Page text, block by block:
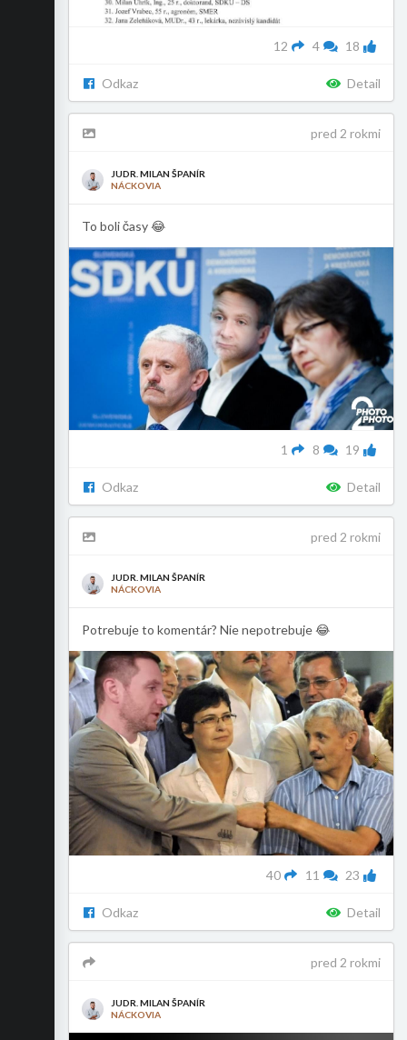
18
4
12
Odkaz Detail
pred 2 rokmi
JUDR. MILAN ŠPANÍR
NÁCKOVIA
To boli časy 😂
19
8
1
Odkaz Detail
pred 2 rokmi
JUDR. MILAN ŠPANÍR
NÁCKOVIA
Potrebuje to komentár? Nie nepotrebuje 😂
23
11
40
Odkaz Detail
pred 2 rokmi
JUDR. MILAN ŠPANÍR
NÁCKOVIA